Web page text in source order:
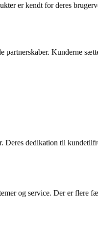
er kendt for deres
Kunderne
Deres dedikation til
og service. Der er flere